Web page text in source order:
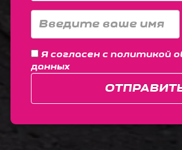
Я согласен с политикой
данных